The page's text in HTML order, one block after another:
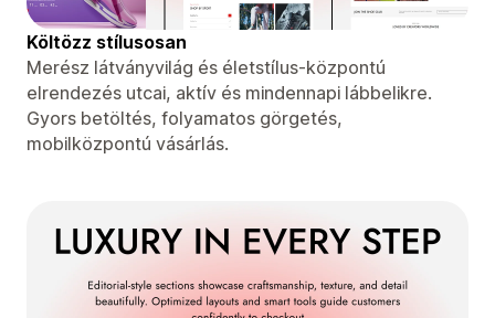
Költözz stílusosan
Merész látványvilág és életstílus-központú
elrendezés utcai, aktív és mindennapi lábbelikre.
Gyors betöltés, folyamatos görgetés,
mobilközpontú vásárlás.